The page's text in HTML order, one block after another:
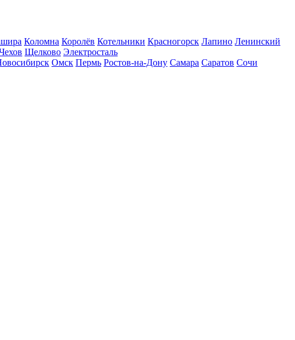
Коломна Королёв Котельники Красногорск Лапино Ленинский
Щелково Электросталь
Омск Пермь Ростов-на-Дону Самара Саратов Сочи